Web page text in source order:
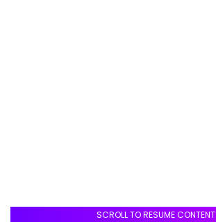
SCROLL TO RESUME CONTENT